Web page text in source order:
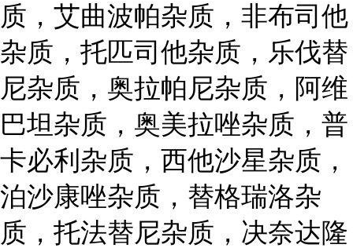
质，艾曲波帕杂质，非布司他
杂质，托匹司他杂质，乐伐替
尼杂质，奥拉帕尼杂质，阿维
巴坦杂质，奥美拉唑杂质，普
卡必利杂质，西他沙星杂质，
泊沙康唑杂质，替格瑞洛杂
质，托法替尼杂质，决奈达隆